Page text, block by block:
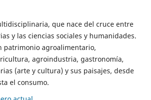
que nace del cruce entre
y las ciencias sociales y humanidades.
patrimonio agroalimentario,
agroindustria, gastronomía,
(arte y cultura) y sus paisajes, desde
el consumo.